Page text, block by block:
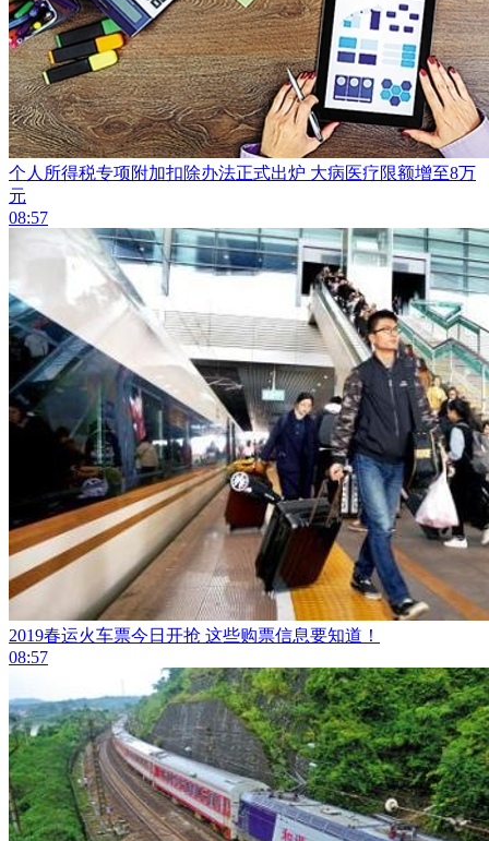
个人所得税专项附加扣除办法正式出炉 大病医疗限额增至8万
元
08:57
2019春运火车票今日开抢 这些购票信息要知道！
08:57